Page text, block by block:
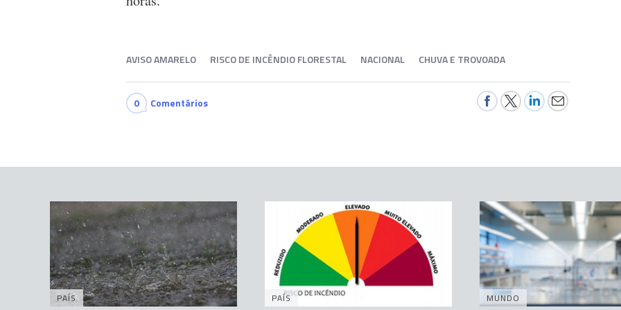
AVISO AMARELO RISCO DE INCÊNDIO FLORESTAL NACIONAL CHUVA E TROVOADA
0 Comentários
PAÍS PAÍS MUNDO